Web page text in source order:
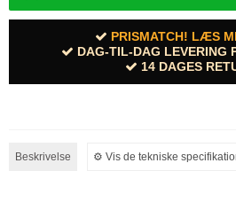
PRISMATCH! LÆS
DAG-TIL-DAG LEVERING
14 DAGES
Beskrivelse ⚙︎ Vis de tekniske